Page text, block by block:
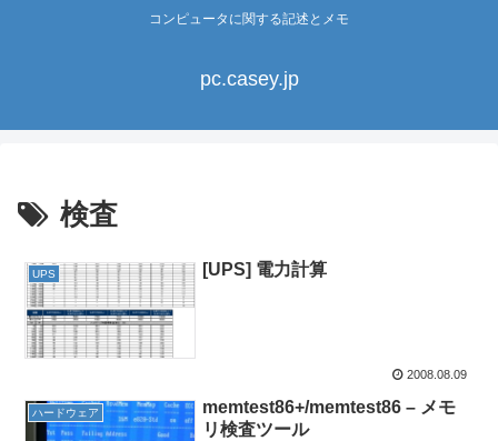
コンピュータに関する記述とメモ
pc.casey.jp
検査
UPS [UPS] 電力計算
2008.08.09
ハードウェア
memtest86+/memtest86 – メモ
リ検査ツール